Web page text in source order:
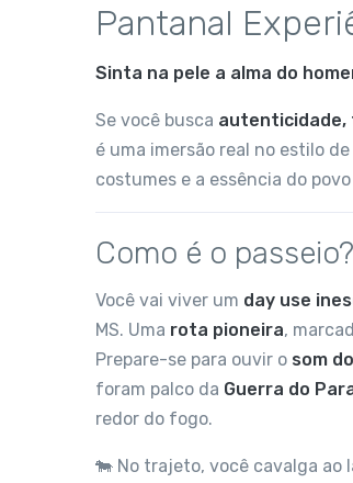
Pantanal
Sinta na pele a alma do
Se você busca autenticidade,
é uma imersão real no estilo
costumes e a essência do
Como é o passeio?
Você vai viver um day use
MS. Uma rota pioneira,
Prepare-se para ouvir o som
foram palco da Guerra do
redor do fogo.
🐄 No trajeto, você cavalga ao